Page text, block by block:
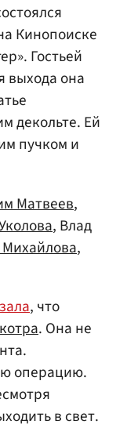
Кинопоиске
Гостьей
выхода она
декольте. Ей
пучком и
Матвеев,
, Влад
,
, что
. Она не
операцию.
в свет.